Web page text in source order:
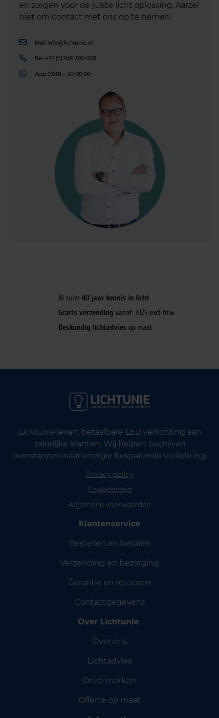
en zorgen voor de juiste licht oplossing. Aarzel
niet om contact met ons op te nemen.
Mail info@lichtunie.nl
Bel +31(0)348 209 000
App 0348 – 20 90 00
Al ruim 40 jaar kennis in licht
Gratis verzending vanaf €125 excl btw
Deskundig lichtadvies op maat
Lichtunielevert betaalbare LED verlichting aan
zakelijke klanten. Wij helpen bedrijven
overstappen naar energie besparende verlichting.
Privacy policy
Cookiebeleid
Algemene voorwaarden
Klantenservice
Bestellen en betalen
Verzending en bezorging
Garantie en retouren
Contactgegevens
Over Lichtunie
Over ons
Lichtadvies
Onze merken
Offerte op maat